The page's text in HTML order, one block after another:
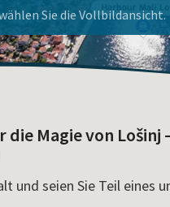
Magie von Lošinj
und seien Sie Teil eines